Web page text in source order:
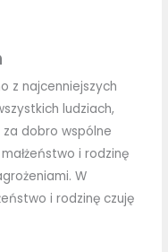
z najcenniejszych
ludziach,
dobro wspólne
i rodzinę
W
i rodzinę czuję